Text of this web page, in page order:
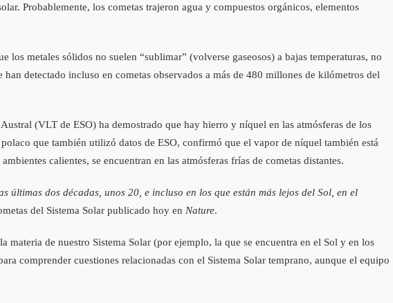
Probablemente, los cometas trajeron agua y compuestos orgánicos, elementos
metales sólidos no suelen “sublimar” (volverse gaseosos) a bajas temperaturas, no
detectado incluso en cometas observados a más de 480 millones de kilómetros del
(VLT de ESO) ha demostrado que hay hierro y níquel en las atmósferas de los
que también utilizó datos de ESO, confirmó que el vapor de níquel también está
calientes, se encuentran en las atmósferas frías de cometas distantes.
dos décadas, unos 20, e incluso en los que están más lejos del Sol, en el
del Sistema Solar publicado hoy en Nature.
de nuestro Sistema Solar (por ejemplo, la que se encuentra en el Sol y en los
comprender cuestiones relacionadas con el Sistema Solar temprano, aunque el equipo